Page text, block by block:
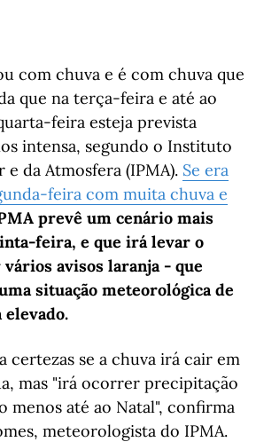
com chuva e é com chuva que
que na terça-feira e até ao
feira esteja prevista
intensa, segundo o Instituto
da Atmosfera (IPMA). Se era
feira com muita chuva e
prevê um cenário mais
feira, e que irá levar o
avisos laranja - que
situação meteorológica de
certezas se a chuva irá cair em
mas "irá ocorrer precipitação
menos até ao Natal", confirma
meteorologista do IPMA.